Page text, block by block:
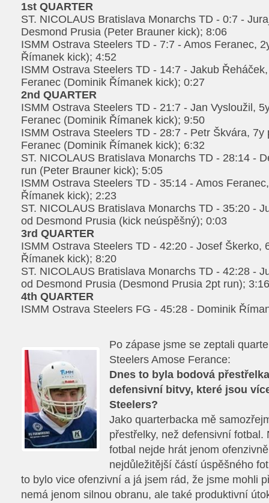
1st QUARTER
ST. NICOLAUS Bratislava Monarchs TD - 0:7 -
Desmond Prusia (Peter Brauner kick); 8:06
ISMM Ostrava Steelers TD - 7:7 - Amos Feranec,
Římanek kick); 4:52
ISMM Ostrava Steelers TD - 14:7 - Jakub
Feranec (Dominik Římanek kick); 0:27
2nd QUARTER
ISMM Ostrava Steelers TD - 21:7 - Jan Vysloužil,
Feranec (Dominik Římanek kick); 9:50
ISMM Ostrava Steelers TD - 28:7 - Petr Škvára, 7y
Feranec (Dominik Římanek kick); 6:32
ST. NICOLAUS Bratislava Monarchs TD - 28:14 -
run (Peter Brauner kick); 5:05
ISMM Ostrava Steelers TD - 35:14 - Amos
Římanek kick); 2:23
ST. NICOLAUS Bratislava Monarchs TD - 35:20 -
od Desmond Prusia (kick neúspěšný); 0:03
3rd QUARTER
ISMM Ostrava Steelers TD - 42:20 - Josef Škerko,
Římanek kick); 8:20
ST. NICOLAUS Bratislava Monarchs TD - 42:28 -
od Desmond Prusia (Desmond Prusia 2pt run); 3:16
4th QUARTER
ISMM Ostrava Steelers FG - 45:28 - Dominik
Po zápase jsme se zeptali
Steelers Amose Ferance:
Dnes to byla bodová
defensivní bitvy, které jsou
Steelers?
Jako quarterbacka mě
přestřelky, než defensivní fotbal.
fotbal nejde hrát jenom
nejdůležitější částí úspěšného
to bylo vice ofenzivní a já jsem rád, že jsme mohli
nemá jenom silnou obranu, ale také produktivní